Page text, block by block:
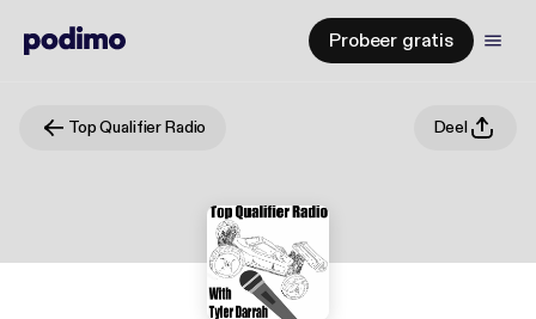
Probeer gratis
Top Qualifier Radio Deel